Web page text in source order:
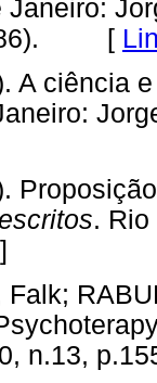
[
A ciência
.
]
Falk;
n.13,